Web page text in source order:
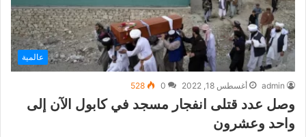
عالمية
admin أغسطس 18, 2022 0
528
وصل عدد قتلى انفجار مسجد في كابول الآن إلى
واحد وعشرون